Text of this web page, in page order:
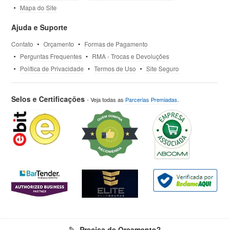
Mapa do Site
Ajuda e Suporte
Contato Orçamento
Formas de Pagamento
Perguntas Frequentes
RMA - Trocas e Devoluções
Política de Privacidade
Termos de Uso Site Seguro
Selos e Certificações- Veja todas as Parcerias Premiadas.